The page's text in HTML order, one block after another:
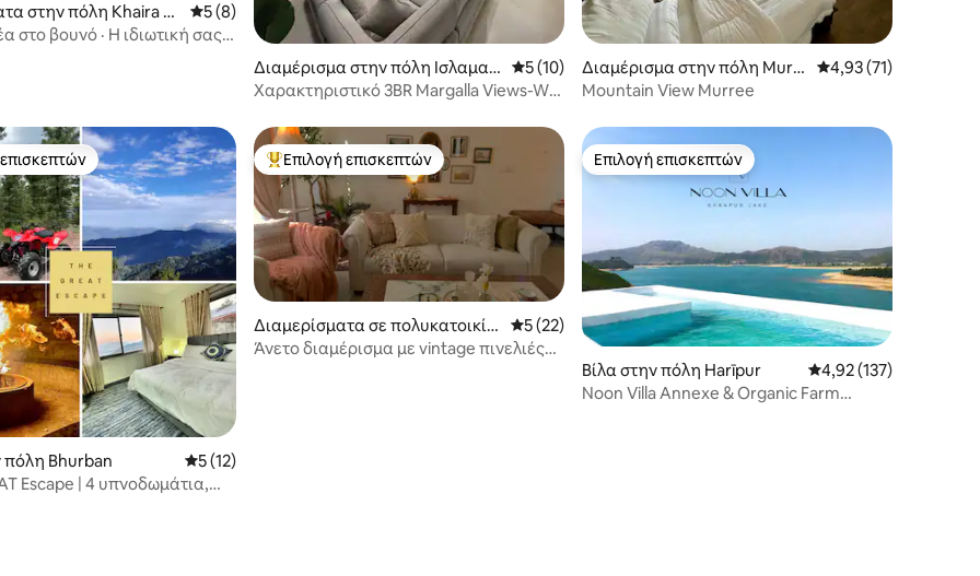
5, 62 κριτικές
στην πόλη Khaira G
Μέση βαθμολογία: 5 στα 5, 8 κριτικές
5 (8)
στο βουνό · Η ιδιωτική σας
Διαμέρισμα στην πόλη Ισλαμαμ
πάντ
Μέση βαθμολογία: 5 στα 5, 10 κριτικές
5 (10)
Χαρακτηριστικό 3BR Margalla Views-Wall
Διαμέρισμα στην πόλη Murr
ee
Μέση βαθμολογία:
4,93 (71)
Mountain View Murree
5, 12 κριτικές
πόλη Bhurban Μέση βαθμολογία: 5 στα 5, 12 κριτικές
5 (12)
Escape | 4 υπνοδωμάτια,
Κορυφαία επιλογή επισκεπτών
Επιλογή επισκεπτών
Διαμερίσματα σε πολυκατοικία
στην πόλη Ισλαμαμπάντ
Μέση βαθμολογία: 5 στα 5, 22 κριτικές
5 (22)
Άνετο διαμέρισμα με vintage πινελιές
Επιλογή επισκεπτών
Επιλογή επισκεπτών
Βίλα στην πόλη Harīpur Μέση βαθμολογία:
4,92 (137)
Noon Villa Annexe & Organic Farm